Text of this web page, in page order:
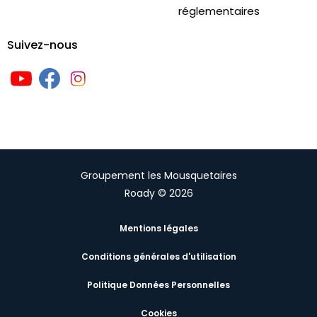
réglementaires
Suivez-nous
Groupement les Mousquetaires
Roady © 2026
Mentions légales
Conditions générales d'utilisation
Politique Données Personnelles
Cookies